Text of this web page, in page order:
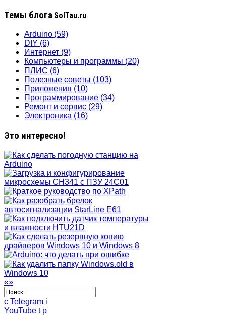
Темы блога SolTau.ru
Arduino (59)
DIY (6)
Интернет (9)
Компьютеры и программы (20)
ПЛИС (6)
Полезные советы (103)
Приложения (10)
Программирование (34)
Ремонт и сервис (29)
Электроника (16)
Это интересно!
«»
c Telegram i
YouTube t p